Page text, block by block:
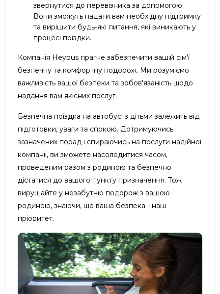
звернутися до перевізника за допомогою.
Вони зможуть надати вам необхідну підтримку
та вирішити будь-які питання, які виникають у
процесі поїздки.
Компанія Heybus прагне забезпечити вашій сім'ї
безпечну та комфортну подорож. Ми розуміємо
важливість вашої безпеки та зобов'язаність щодо
надання вам якісних послуг.
Безпечна поїздка на автобусі з дітьми залежить від
підготовки, уваги та спокою. Дотримуючись
зазначених порад і спираючись на послуги надійної
компанії, ви зможете насолодитися часом,
проведеним разом з родиною та безпечно
дістатися до вашого пункту призначення. Тож
вирушайте у незабутню подорож з вашою
родиною, знаючи, що ваша безпека - наш
пріоритет.